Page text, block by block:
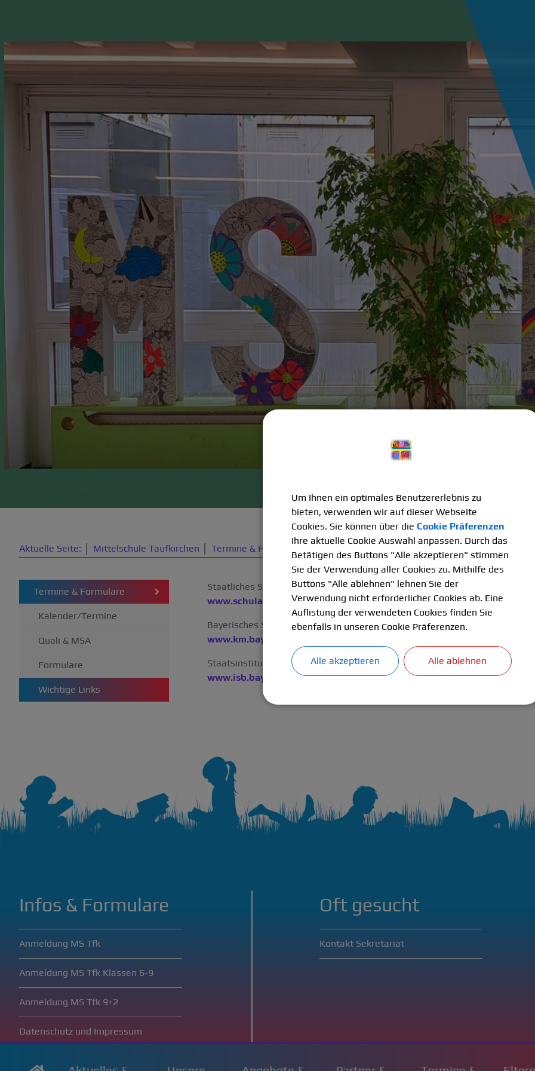
Termine & Formulare
Kalender/Termine
Quali & MSA
Formulare
Wichtige Links
Aktuelle Seite: Mittelschule Taufkirchen Termine & Formulare
Staatliches Schulamt im Landkreis München:
www.schulamt.landkreis-muenchen.de
Bayerisches Staatsministerium für Bildung und Kultus, Wissenschaft und
www.km.bayern.de
Staatsinstitut für Schulqualität und Bildungsforschung (ISB):
www.isb.bayern.de
Infos & Formulare
Anmeldung MS Tfk
Anmeldung MS Tfk Klassen 6-9
Anmeldung MS Tfk 9+2
Datenschutz und Impressum
Oft gesucht
Kontakt Sekretariat
Um Ihnen ein optimales Benutzererlebnis zu
bieten, verwenden wir auf dieser Webseite
Cookies. Sie können über die Cookie Präferenzen
Ihre aktuelle Cookie Auswahl anpassen. Durch das
Betätigen des Buttons "Alle akzeptieren" stimmen
Sie der Verwendung aller Cookies zu. Mithilfe des
Buttons "Alle ablehnen" lehnen Sie der
Verwendung nicht erforderlicher Cookies ab. Eine
Auflistung der verwendeten Cookies finden Sie
ebenfalls in unseren Cookie Präferenzen.
Alle akzeptieren Alle ablehnen